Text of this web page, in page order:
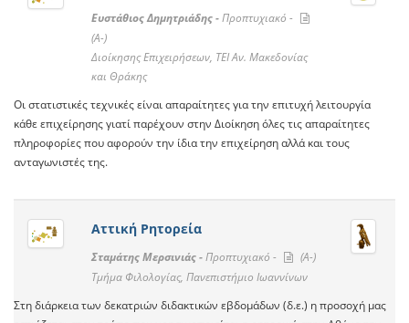
Ευστάθιος Δημητριάδης -Προπτυχιακό -
(A-)
Διοίκησης Επιχειρήσεων, ΤΕΙ Αν. Μακεδονίας
και Θράκης
Οι στατιστικές τεχνικές είναι απαραίτητες για την επιτυχή λειτουργία
κάθε επιχείρησης γιατί παρέχουν στην Διοίκηση όλες τις απαραίτητες
πληροφορίες που αφορούν την ίδια την επιχείρηση αλλά και τους
ανταγωνιστές της.
Αττική Ρητορεία
Σταμάτης Μερσινιάς -Προπτυχιακό -
(A-)
Τμήμα Φιλολογίας, Πανεπιστήμιο Ιωαννίνων
Στη διάρκεια των δεκατριών διδακτικών εβδομάδων (δ.ε.) η προσοχή μας